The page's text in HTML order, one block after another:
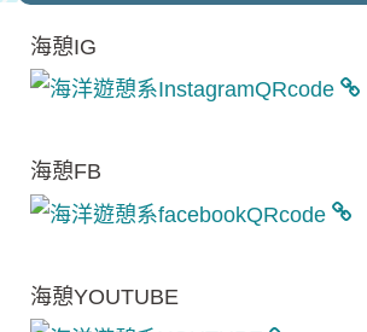
海憩IG
海憩FB
海憩YOUTUBE